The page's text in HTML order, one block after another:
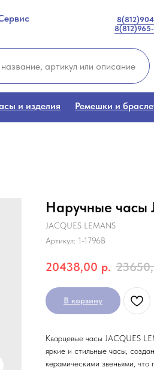
и изделия Ремешки и
Наручные часы
JACQUES LEMANS
Артикул: 1-1796B
20438,00 р.
В корзину
Кварцевые часы JACQUES
яркие и стильные часы,
керамическими звеньями,